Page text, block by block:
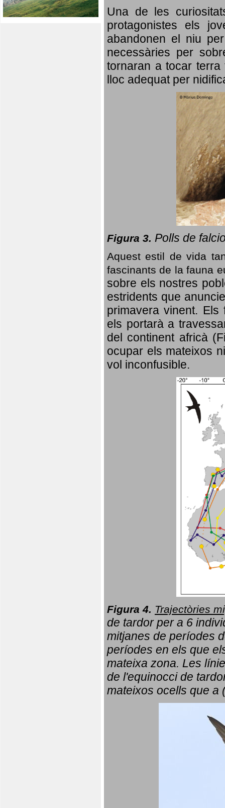
Una de les
protagonistes els
abandonen el niu
necessàries per
tornaran a tocar
lloc adequat per
Figura 3. Polls de
Aquest estil de vida
fascinants de la fauna
sobre els nostres
estridents que
primavera vinent. Els
els portarà a
del continent africà
ocupar els mateixos
vol inconfusible.
Figura 4. Trajectòries
de tardor per a 6
mitjanes de períodes
períodes en els que
mateixa zona. Les
de l'equinocci de
mateixos ocells que a